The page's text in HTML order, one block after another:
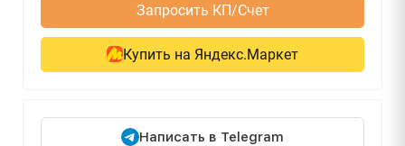
Запросить КП/Счет
Купить на Яндекс.Маркет
Написать в Telegram